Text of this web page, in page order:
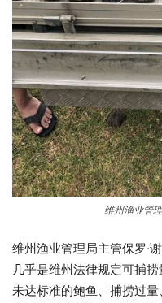
维州渔业管
维州渔业管理局主管保罗·
几乎是维州法律规定可捕
未达标准的鲍鱼、捕捞过